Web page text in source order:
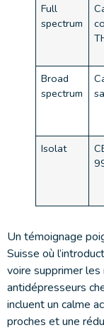
Full
spectrum
Broad
spectrum
Isolat
Un témoignage
Suisse où
voire supprimer
antidépresseurs
incluent un calme
proches et une